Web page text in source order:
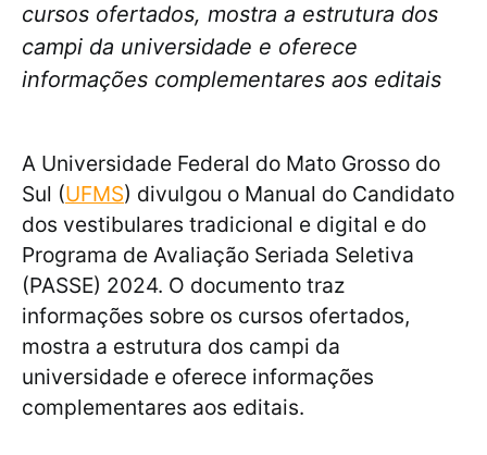
cursos ofertados, mostra a estrutura dos
campi da universidade e oferece
informações complementares aos editais
A Universidade Federal do Mato Grosso do
Sul (UFMS) divulgou o Manual do Candidato
dos vestibulares tradicional e digital e do
Programa de Avaliação Seriada Seletiva
(PASSE) 2024. O documento traz
informações sobre os cursos ofertados,
mostra a estrutura dos campi da
universidade e oferece informações
complementares aos editais.